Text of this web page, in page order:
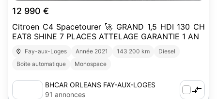
12 990 €
Citroen C4 Spacetourer 🚀 GRAND 1,5 HDI 130 CH
EAT8 SHINE 7 PLACES ATTELAGE GARANTIE 1 AN
Fay-aux-Loges Année 2021 143 200 km
Diesel
Boîte automatique
Monospace
BHCAR ORLEANS FAY-AUX-LOGES
91 annonces